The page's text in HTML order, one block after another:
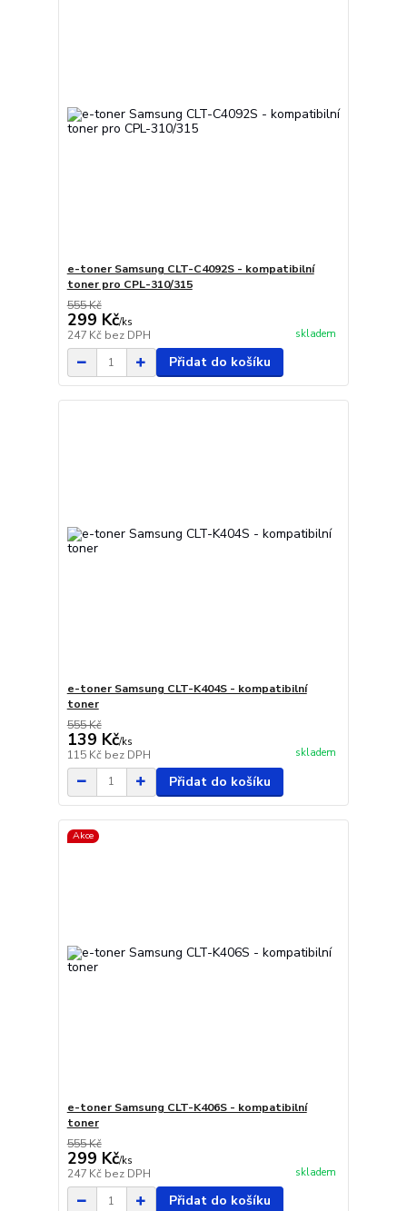
e-toner Samsung CLT-C4092S - kompatibilní
toner pro CPL-310/315
555 Kč
299 Kč/ks
247 Kč bez DPH skladem
Přidat do košíku
e-toner Samsung CLT-K404S - kompatibilní
toner
555 Kč
139 Kč/ks
115 Kč bez DPH skladem
Přidat do košíku
Akce
e-toner Samsung CLT-K406S - kompatibilní
toner
555 Kč
299 Kč/ks
247 Kč bez DPH skladem
Přidat do košíku